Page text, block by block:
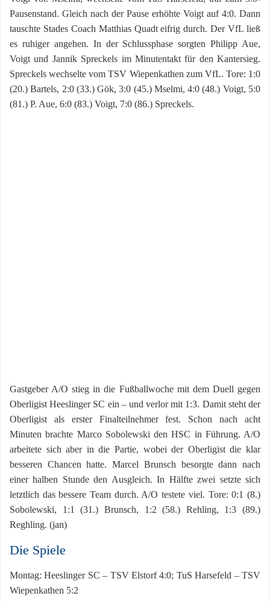
Pausenstand. Gleich nach der Pause erhöhte Voigt auf 4:0. Dann
tauschte Stades Coach Matthias Quadt eifrig durch. Der VfL ließ
es ruhiger angehen. In der Schlussphase sorgten Philipp Aue,
Voigt und Jannik Spreckels im Minutentakt für den Kantersieg.
Spreckels wechselte vom TSV Wiepenkathen zum VfL. Tore: 1:0
(20.) Bartels, 2:0 (33.) Gök, 3:0 (45.) Mselmi, 4:0 (48.) Voigt, 5:0
(81.) P. Aue, 6:0 (83.) Voigt, 7:0 (86.) Spreckels.
Gastgeber A/O stieg in die Fußballwoche mit dem Duell gegen
Oberligist Heeslinger SC ein – und verlor mit 1:3. Damit steht der
Oberligist als erster Finalteilnehmer fest. Schon nach acht
Minuten brachte Marco Sobolewski den HSC in Führung. A/O
arbeitete sich aber in die Partie, wobei der Oberligist die klar
besseren Chancen hatte. Marcel Brunsch besorgte dann nach
einer halben Stunde den Ausgleich. In Hälfte zwei setzte sich
letztlich das bessere Team durch. A/O testete viel. Tore: 0:1 (8.)
Sobolewski, 1:1 (31.) Brunsch, 1:2 (58.) Rehling, 1:3 (89.)
Reghling. (jan)
Die Spiele
Montag: Heeslinger SC – TSV Elstorf 4:0; TuS Harsefeld – TSV
Wiepenkathen 5:2